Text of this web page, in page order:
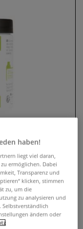
haben!
liegt viel daran,
ermöglichen. Dabei
Transparenz und
klicken, stimmen
zu, um die
zu analysieren und
ändern oder